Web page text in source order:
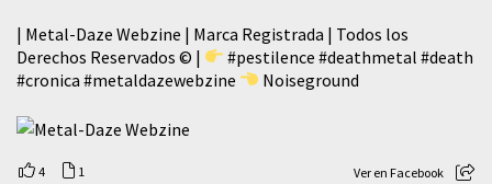
| Metal-Daze Webzine | Marca Registrada | Todos los
Derechos Reservados © |
#pestilence #deathmetal #death
#cronica #metaldazewebzine Noiseground
4 1 Ver en Facebook